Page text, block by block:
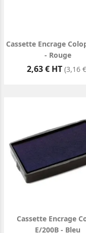
Cassette Encrage
- Rouge
Prix
2,63 € HT (3,16
Cassette Encrage
E/200B - Bleu